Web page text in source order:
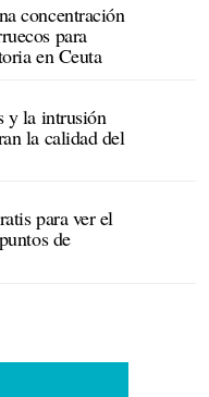
concentración
para
en Ceuta
y la intrusión
la calidad del
para ver el
de